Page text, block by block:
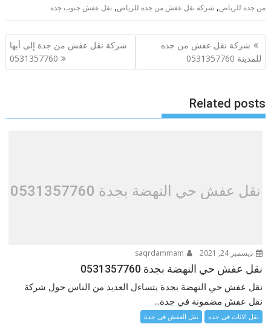
من جدة للرياض, شركة نقل عفش من جدة للرياض,نقل عفش جنوب جدة
تصفّح
المقالات
شركة نقل عفش من جده
للمدينة 0531357760
شركة نقل عفش من جدة إلى أبها
0531357760
Related posts
نقل عفش حي النهضة بجدة 0531357760
ديسمبر 24, 2021
نقل عفش حي النهضة بجدة 0531357760
نقل عفش حي النهضة بجدة يتساءل العديد من الناس حول شركة
نقل عفش مضمونة في جدة...
نقل الاثاث فى جده نقل العفش فى جدة